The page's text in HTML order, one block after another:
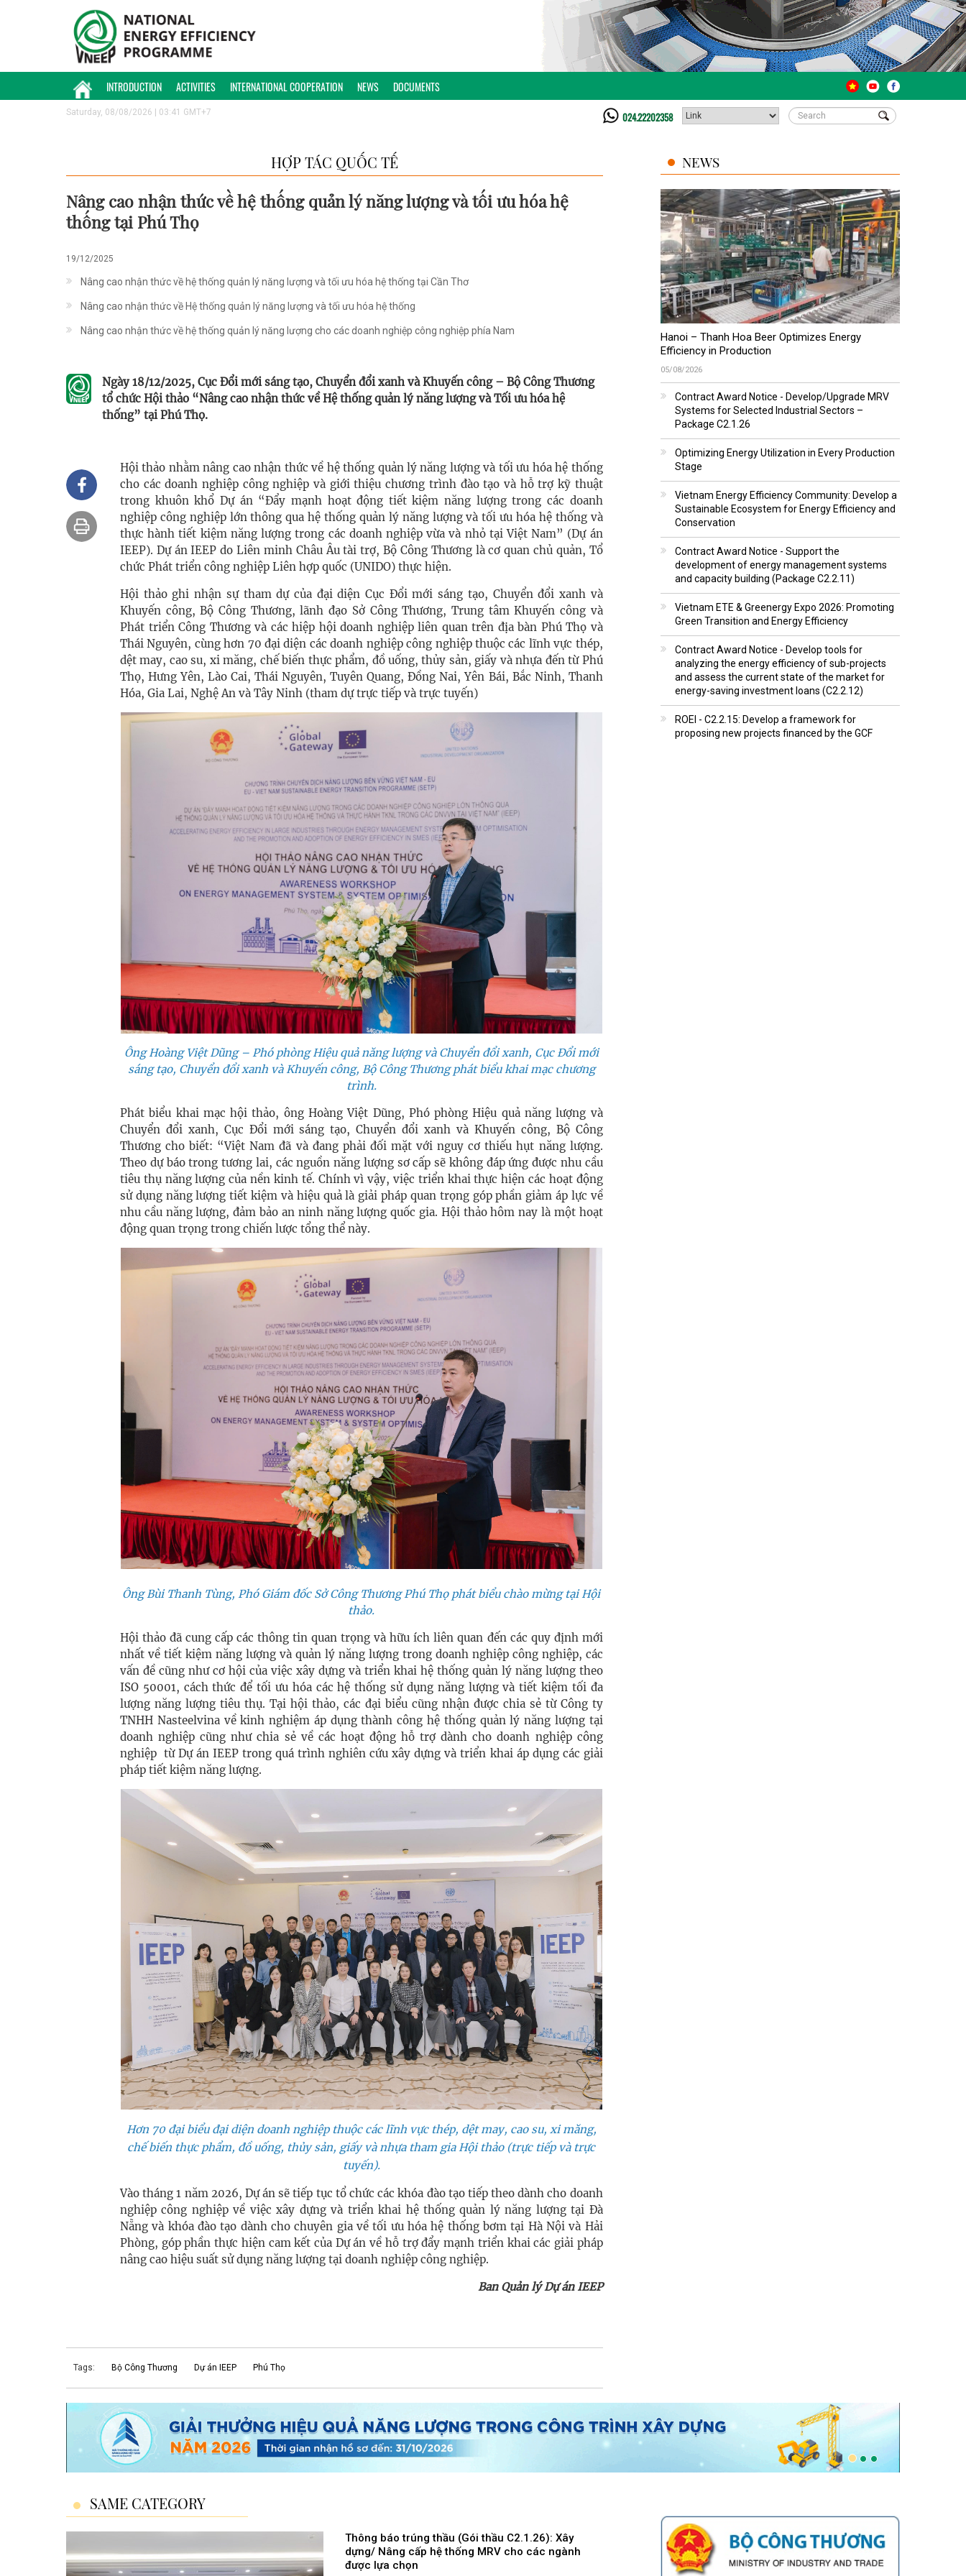
INTRODUCTION ACTIVITIES INTERNATIONAL COOPERATION NEWS DOCUMENTS
Saturday, 08/08/2026 | 03:41 GMT+7 024.22202358
HỢP TÁC QUỐC TẾ
Nâng cao nhận thức về hệ thống quản lý năng lượng và tối ưu hóa hệ
thống tại Phú Thọ
19/12/2025
Nâng cao nhận thức về hệ thống quản lý năng lượng và tối ưu hóa hệ thống tại Cần Thơ
Nâng cao nhận thức về Hệ thống quản lý năng lượng và tối ưu hóa hệ thống
Nâng cao nhận thức về hệ thống quản lý năng lượng cho các doanh nghiệp công nghiệp phía Nam
Ngày 18/12/2025, Cục Đổi mới sáng tạo, Chuyển đổi xanh và Khuyến công – Bộ Công Thương
tổ chức Hội thảo “Nâng cao nhận thức về Hệ thống quản lý năng lượng và Tối ưu hóa hệ
thống” tại Phú Thọ.
Hội thảo nhằm nâng cao nhận thức về hệ thống quản lý năng lượng và tối ưu hóa hệ thống
cho các doanh nghiệp công nghiệp và giới thiệu chương trình đào tạo và hỗ trợ kỹ thuật
trong khuôn khổ Dự án “Đẩy mạnh hoạt động tiết kiệm năng lượng trong các doanh
nghiệp công nghiệp lớn thông qua hệ thống quản lý năng lượng và tối ưu hóa hệ thống và
thực hành tiết kiệm năng lượng trong các doanh nghiệp vừa và nhỏ tại Việt Nam” (Dự án
IEEP). Dự án IEEP do Liên minh Châu Âu tài trợ, Bộ Công Thương là cơ quan chủ quản, Tổ
chức Phát triển công nghiệp Liên hợp quốc (UNIDO) thực hiện.
Hội thảo ghi nhận sự tham dự của đại diện Cục Đổi mới sáng tạo, Chuyển đổi xanh và
Khuyến công, Bộ Công Thương, lãnh đạo Sở Công Thương, Trung tâm Khuyến công và
Phát triển Công Thương và các hiệp hội doanh nghiệp liên quan trên địa bàn Phú Thọ và
Thái Nguyên, cùng hơn 70 đại diện các doanh nghiệp công nghiệp thuộc các lĩnh vực thép,
dệt may, cao su, xi măng, chế biến thực phẩm, đồ uống, thủy sản, giấy và nhựa đến từ Phú
Thọ, Hưng Yên, Lào Cai, Thái Nguyên, Tuyên Quang, Đồng Nai, Yên Bái, Bắc Ninh, Thanh
Hóa, Gia Lai, Nghệ An và Tây Ninh (tham dự trực tiếp và trực tuyến)
Ông Hoàng Việt Dũng – Phó phòng Hiệu quả năng lượng và Chuyển đổi xanh, Cục Đổi mới
sáng tạo, Chuyển đổi xanh và Khuyến công, Bộ Công Thương phát biểu khai mạc chương
trình.
Phát biểu khai mạc hội thảo, ông Hoàng Việt Dũng, Phó phòng Hiệu quả năng lượng và
Chuyển đổi xanh, Cục Đổi mới sáng tạo, Chuyển đổi xanh và Khuyến công, Bộ Công
Thương cho biết: “Việt Nam đã và đang phải đối mặt với nguy cơ thiếu hụt năng lượng.
Theo dự báo trong tương lai, các nguồn năng lượng sơ cấp sẽ không đáp ứng được nhu cầu
tiêu thụ năng lượng của nền kinh tế. Chính vì vậy, việc triển khai thực hiện các hoạt động
sử dụng năng lượng tiết kiệm và hiệu quả là giải pháp quan trọng góp phần giảm áp lực về
nhu cầu năng lượng, đảm bảo an ninh năng lượng quốc gia. Hội thảo hôm nay là một hoạt
động quan trọng trong chiến lược tổng thể này.
Ông Bùi Thanh Tùng, Phó Giám đốc Sở Công Thương Phú Thọ phát biểu chào mừng tại Hội
thảo.
Hội thảo đã cung cấp các thông tin quan trọng và hữu ích liên quan đến các quy định mới
nhất về tiết kiệm năng lượng và quản lý năng lượng trong doanh nghiệp công nghiệp, các
vấn đề cũng như cơ hội của việc xây dựng và triển khai hệ thống quản lý năng lượng theo
ISO 50001, cách thức để tối ưu hóa các hệ thống sử dụng năng lượng và tiết kiệm tối đa
lượng năng lượng tiêu thụ. Tại hội thảo, các đại biểu cũng nhận được chia sẻ từ Công ty
TNHH Nasteelvina về kinh nghiệm áp dụng thành công hệ thống quản lý năng lượng tại
doanh nghiệp cũng như chia sẻ về các hoạt động hỗ trợ dành cho doanh nghiệp công
nghiệp từ Dự án IEEP trong quá trình nghiên cứu xây dựng và triển khai áp dụng các giải
pháp tiết kiệm năng lượng.
Hơn 70 đại biểu đại diện doanh nghiệp thuộc các lĩnh vực thép, dệt may, cao su, xi măng,
chế biến thực phẩm, đồ uống, thủy sản, giấy và nhựa tham gia Hội thảo (trực tiếp và trực
tuyến).
Vào tháng 1 năm 2026, Dự án sẽ tiếp tục tổ chức các khóa đào tạo tiếp theo dành cho doanh
nghiệp công nghiệp về việc xây dựng và triển khai hệ thống quản lý năng lượng tại Đà
Nẵng và khóa đào tạo dành cho chuyên gia về tối ưu hóa hệ thống bơm tại Hà Nội và Hải
Phòng, góp phần thực hiện cam kết của Dự án về hỗ trợ đẩy mạnh triển khai các giải pháp
nâng cao hiệu suất sử dụng năng lượng tại doanh nghiệp công nghiệp.
Ban Quản lý Dự án IEEP
Tags: Bộ Công Thương Dự án IEEP Phú Thọ
NEWS
Hanoi – Thanh Hoa Beer Optimizes Energy
Efficiency in Production
05/08/2026
Contract Award Notice - Develop/Upgrade MRV
Systems for Selected Industrial Sectors –
Package C2.1.26
Optimizing Energy Utilization in Every Production
Stage
Vietnam Energy Efficiency Community: Develop a
Sustainable Ecosystem for Energy Efficiency and
Conservation
Contract Award Notice - Support the
development of energy management systems
and capacity building (Package C2.2.11)
Vietnam ETE & Greenergy Expo 2026: Promoting
Green Transition and Energy Efficiency
Contract Award Notice - Develop tools for
analyzing the energy efficiency of sub-projects
and assess the current state of the market for
energy-saving investment loans (C2.2.12)
ROEI - C2.2.15: Develop a framework for
proposing new projects financed by the GCF
SAME CATEGORY
Thông báo trúng thầu (Gói thầu C2.1.26): Xây
dựng/ Nâng cấp hệ thống MRV cho các ngành
được lựa chọn